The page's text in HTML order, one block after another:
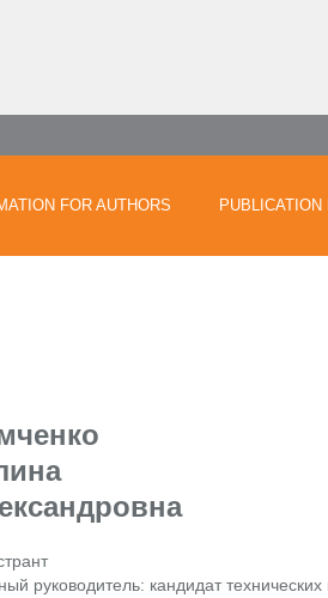
FOR AUTHORS PUBLICATION
руководитель: кандидат